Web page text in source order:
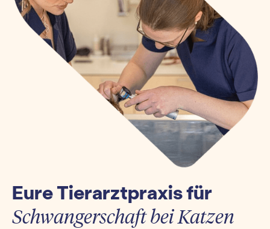
Eure Tierarztpraxis für
Schwangerschaft bei Katzen